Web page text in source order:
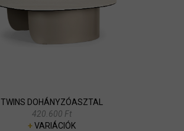
TWINS DOHÁNYZÓASZTAL
420.600 Ft
+VARIÁCIÓK